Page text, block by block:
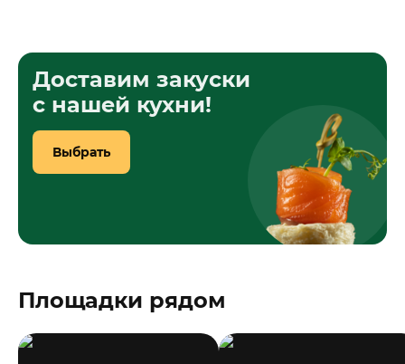
Доставим закуски
с нашей кухни!
Выбрать
Площадки рядом